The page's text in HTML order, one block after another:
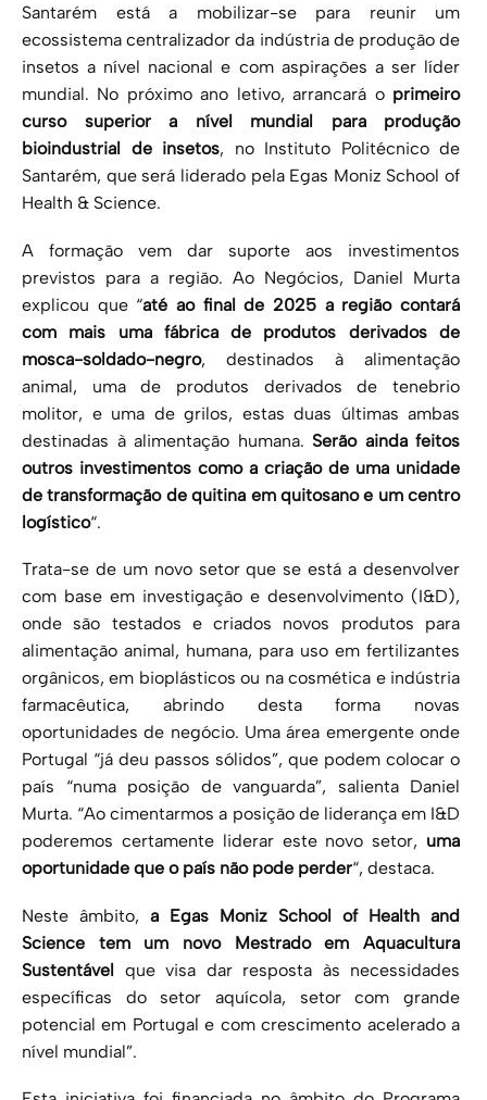
Santarém está a mobilizar-se para reunir um
ecossistema centralizador da indústria de produção de
insetos a nível nacional e com aspirações a ser líder
mundial. No próximo ano letivo, arrancará o primeiro
curso superior a nível mundial para produção
bioindustrial de insetos, no Instituto Politécnico de
Santarém, que será liderado pela Egas Moniz School of
Health & Science.
A formação vem dar suporte aos investimentos
previstos para a região. Ao Negócios, Daniel Murta
explicou que “até ao final de 2025 a região contará
com mais uma fábrica de produtos derivados de
mosca-soldado-negro, destinados à alimentação
animal, uma de produtos derivados de tenebrio
molitor, e uma de grilos, estas duas últimas ambas
destinadas à alimentação humana. Serão ainda feitos
outros investimentos como a criação de uma unidade
de transformação de quitina em quitosano e um centro
logístico“.
Trata-se de um novo setor que se está a desenvolver
com base em investigação e desenvolvimento (I&D),
onde são testados e criados novos produtos para
alimentação animal, humana, para uso em fertilizantes
orgânicos, em bioplásticos ou na cosmética e indústria
farmacêutica, abrindo desta forma novas
oportunidades de negócio. Uma área emergente onde
Portugal “já deu passos sólidos”, que podem colocar o
país “numa posição de vanguarda”, salienta Daniel
Murta. “Ao cimentarmos a posição de liderança em I&D
poderemos certamente liderar este novo setor, uma
oportunidade que o país não pode perder“, destaca.
Neste âmbito, a Egas Moniz School of Health and
Science tem um novo Mestrado em Aquacultura
Sustentável que visa dar resposta às necessidades
específicas do setor aquícola, setor com grande
potencial em Portugal e com crescimento acelerado a
nível mundial”.